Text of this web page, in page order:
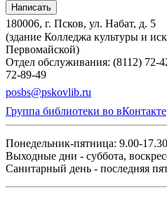
Написать
180006, г. Псков, ул. Набат, д. 5
(здание Колледжа культуры и
Первомайской)
Отдел обслуживания: (8112) 72-
72-89-49
posbs@pskovlib.ru
Группа библиотеки во вКонтакте
Понедельник-пятница: 9.00-17.30
Выходные дни - суббота,
Санитарный день - последняя